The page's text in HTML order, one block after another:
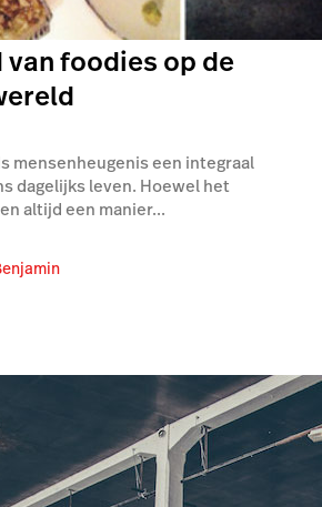
van foodies op de
mensenheugenis een integraal
dagelijks leven. Hoewel het
altijd een manier...